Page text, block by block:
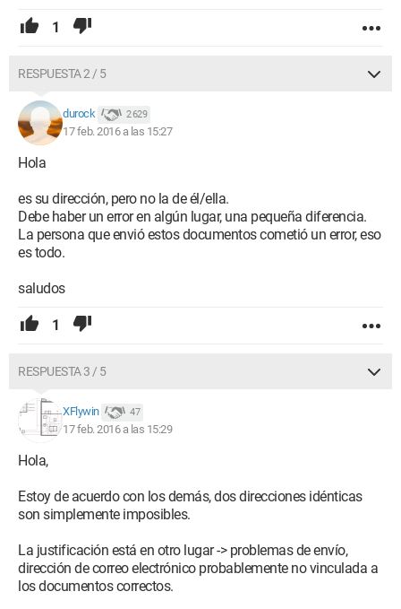
1
RESPUESTA 2 / 5
durock 2 629
17 feb. 2016 a las 15:27
Hola
es su dirección, pero no la de él/ella.
Debe haber un error en algún lugar, una pequeña diferencia.
La persona que envió estos documentos cometió un error, eso
es todo.
saludos
1
RESPUESTA 3 / 5
XFlywin 47
17 feb. 2016 a las 15:29
Hola,
Estoy de acuerdo con los demás, dos direcciones idénticas
son simplemente imposibles.
La justificación está en otro lugar -> problemas de envío,
dirección de correo electrónico probablemente no vinculada a
los documentos correctos.